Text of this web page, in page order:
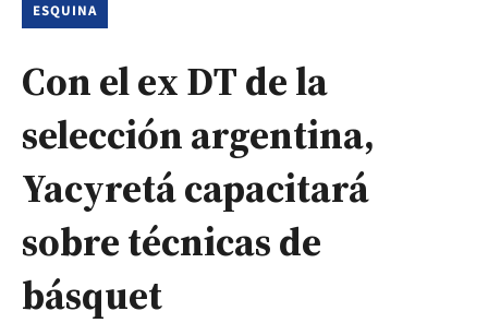
ESQUINA
Con el ex DT de la
selección argentina,
Yacyretá capacitará
sobre técnicas de
básquet